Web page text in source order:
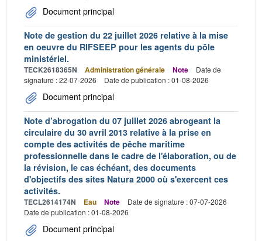
Document principal
Note de gestion du 22 juillet 2026 relative à la mise
en oeuvre du RIFSEEP pour les agents du pôle
ministériel.
TECK2618365N Administration générale Note
Date de
signature : 22-07-2026
Date de publication : 01-08-2026
Document principal
Note d’abrogation du 07 juillet 2026 abrogeant la
circulaire du 30 avril 2013 relative à la prise en
compte des activités de pêche maritime
professionnelle dans le cadre de l'élaboration, ou de
la révision, le cas échéant, des documents
d'objectifs des sites Natura 2000 où s'exercent ces
activités.
TECL2614174N Eau Note
Date de signature : 07-07-2026
Date de publication : 01-08-2026
Document principal